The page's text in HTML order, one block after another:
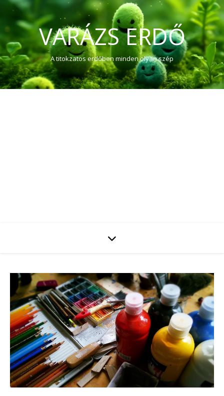
VARÁZS ERDŐ
A titokzatos erdőben minden olyan szép